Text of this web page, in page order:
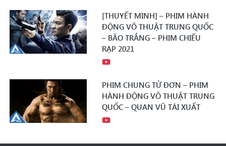
[THUYẾT MINH] – PHIM HÀNH
ĐỘNG VÕ THUẬT TRUNG QUỐC
– BÃO TRẮNG – PHIM CHIẾU
RẠP 2021
PHIM CHUNG TỬ ĐƠN – PHIM
HÀNH ĐỘNG VÕ THUẬT TRUNG
QUỐC – QUAN VŨ TÁI XUẤT